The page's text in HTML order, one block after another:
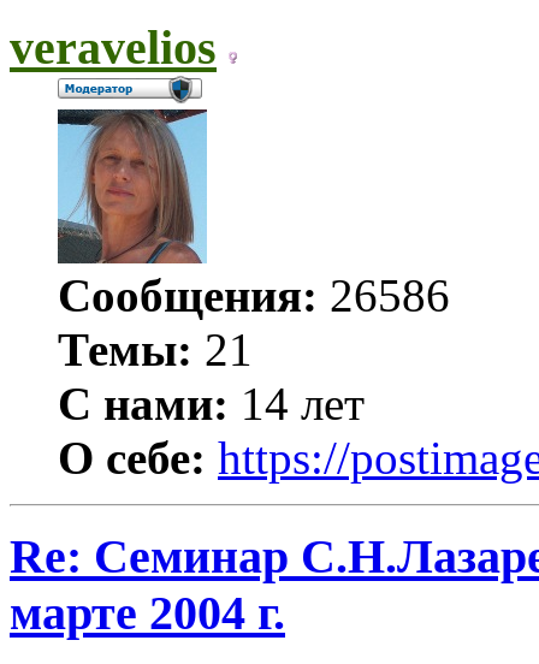
veravelios
Сообщения: 26586
Темы: 21
С нами: 14 лет
О себе: https://
Re: Семинар
марте 2004 г.